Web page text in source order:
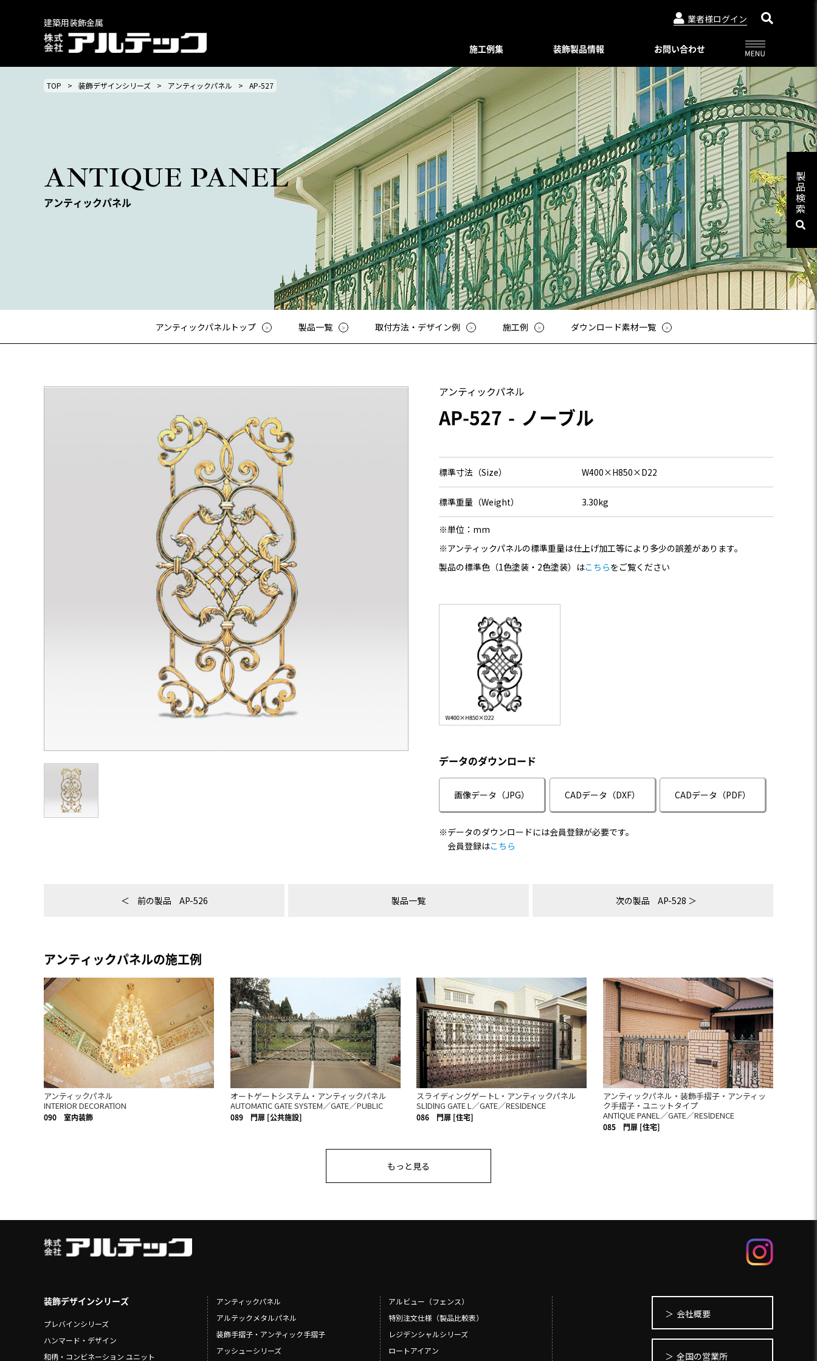
建築用装飾金属 業者様ログイン
施工例集
面格子・ルーバー
バルコニー手摺
フェンス
階段手摺
花台（フラワーボックス）
装飾ドア
門扉・アーチ付門扉
トータルデザイン
室内装飾（天井ルーバー）
その他
プレバインシリーズ
ハンマード・デザイン
ユニットタイプ
和柄・コンビネーション ユニット
ホーリーユニットタイプ
ABタイプ
和モダンタイプ
アンティックパネル
アルテックメタルパネル
装飾手摺子・アンティック手摺子
アッシューシリーズ
花台シリーズ
T-80・T-85手摺子シリーズ
スライド門扉
アルビュー（フェンス）
ロートアイアン
スライディングゲートL・オートスライ
ディングゲートL
装飾製品情報
装飾デザインシリーズ
プレバインシリーズ
ハンマード・デザイン
ユニットタイプ
和柄・コンビネーション ユニット
ホーリーユニットタイプ
ABタイプ
和モダンタイプ
アンティックパネル
アルテックメタルパネル
装飾手摺子・アンティック手摺子
アッシューシリーズ
花台シリーズ
T-80・T-85手摺子シリーズ
スライド門扉
アルビュー（フェンス）
特別注文仕様（製品比較表）
レジデンシャルシリーズ
ロートアイアン
スライディングゲートL/オートスライ
ディングゲート L
オートゲートシステム
標準色・色見本
アルテック製品の安全で正しい使い方
お問い合わせ
03-3764-5811 メールでのお問合せ
06-6644-6421 メールでのお問合せ
092-482-8435 メールでのお問合せ
03-3764-5811 メールでのお問合せ
03-3764-5811 メールでのお問合せ
ニュースリリース
会社概要
WEBカタログ一覧
著作権・特許について
プライバシーポリシー
Online shop
アルドレックス
Online shop
アルフェーズ
Aluteck-TOSO
アルテック塗装
TOP 装飾デザインシリーズ アンティックパネル AP-527
ANTIQUE PANEL
アンティックパネル
アンティックパネルトップ 製品一覧 取付方法・デザイン例 施工例 ダウンロード素材一覧
製
品
検
索
アンティックパネル
AP-527 ノーブル
標準寸法（Size） W400×H850×D22
標準重量（Weight） 3.30kg
※単位：mm
※アンティックパネルの標準重量は仕上げ加工等により多少の誤差があります。
製品の標準色（1色塗装・2色塗装）はこちらをご覧ください
データのダウンロード
画像データ（JPG） CADデータ（DXF） CADデータ（PDF）
※データのダウンロードには会員登録が必要です。
会員登録はこちら
前の製品 AP-526 製品一覧 次の製品 AP-528
アンティックパネルの施工例
アンティックパネル
INTERlOR DECORATlON
090 室内装飾
オートゲートシステム・アンティックパネル
AUTOMATIC GATE SYSTEM／GATE／PUBLIC
089 門扉 [公共施設]
スライディングゲートL・アンティックパネル
SLlDlNG GATE L／GATE／RESlDENCE
086 門扉 [住宅]
アンティックパネル・装飾手摺子・アンティッ
ク手摺子・ユニットタイプ
ANTlQUE PANEL／GATE／RESlDENCE
085 門扉 [住宅]
もっと見る
装飾デザインシリーズ
プレバインシリーズ
ハンマード・デザイン
和柄・コンビネーション ユニット
アンティックパネル
アルテックメタルパネル
装飾手摺子・アンティック手摺子
アッシューシリーズ
アルビュー（フェンス）
特別注文仕様（製品比較表）
レジデンシャルシリーズ
ロートアイアン
会社概要
全国の営業所